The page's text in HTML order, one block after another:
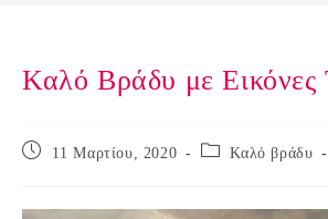
Καλό Βράδυ με Εικόνες
Post
11 Μαρτίου, 2020
Post Καλό βράδυ